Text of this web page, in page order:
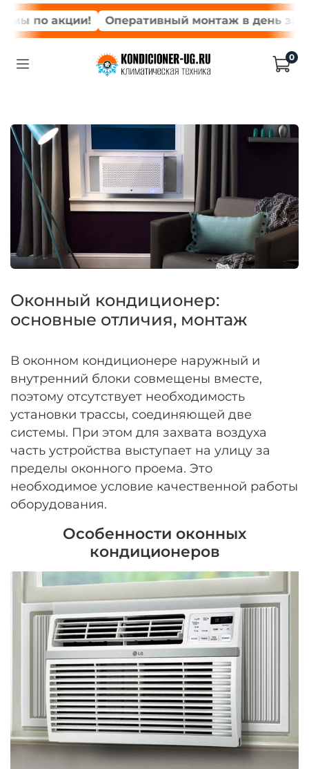
по акции! Оперативный монтаж в день заказа*
0
Оконный кондиционер:
основные отличия, монтаж
В оконном кондиционере наружный и
внутренний блоки совмещены вместе,
поэтому отсутствует необходимость
установки трассы, соединяющей две
системы. При этом для захвата воздуха
часть устройства выступает на улицу за
пределы оконного проема. Это
необходимое условие качественной работы
оборудования.
Особенности оконных
кондиционеров